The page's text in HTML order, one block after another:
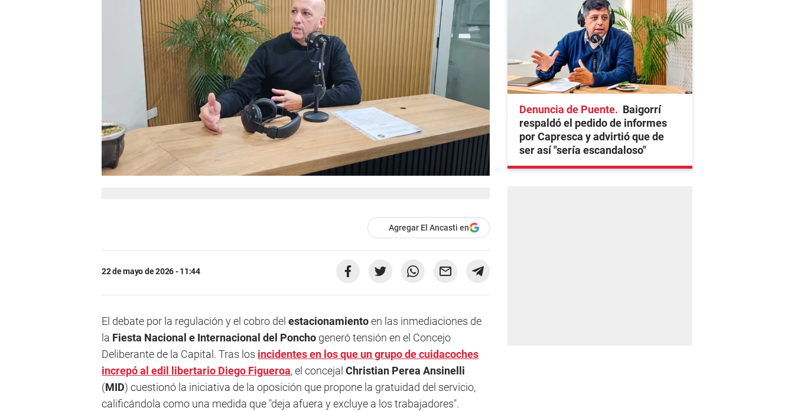
Agregar El Ancasti en
22 de mayo de 2026 - 11:44
El debate por la regulación y el cobro del estacionamientoen las inmediaciones de
la Fiesta Nacional e Internacional del Poncho generó tensión en el Concejo
Deliberante de la Capital. Tras los incidentes en los que un grupo de cuidacoches
increpó al edil libertario Diego Figueroa, el concejal Christian Perea Ansinelli
(MID) cuestionó la iniciativa de la oposición que propone la gratuidad del servicio,
calificándola como una medida que "deja afuera y excluye a los trabajadores".
Denuncia de Puente
Baigorrí
respaldó el pedido de informes
por Capresca y advirtió que de
ser así "sería escandaloso"